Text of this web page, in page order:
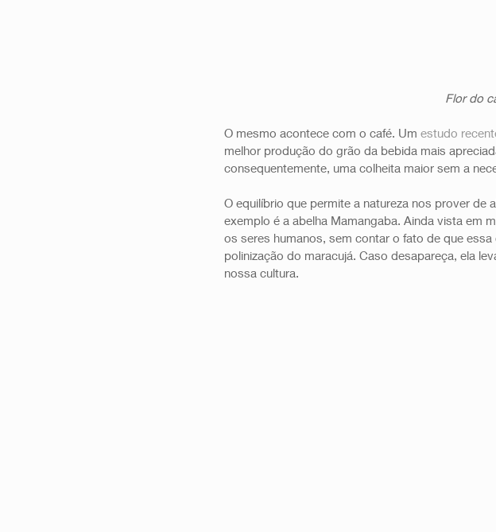
Flor do
O mesmo acontece com o café. Um estudo
melhor produção do grão da bebida mais
consequentemente, uma colheita maior sem a
O equilíbrio que permite a natureza nos prover de
exemplo é a abelha Mamangaba. Ainda vista em
os seres humanos, sem contar o fato de que
polinização do maracujá. Caso desapareça, ela
nossa cultura.